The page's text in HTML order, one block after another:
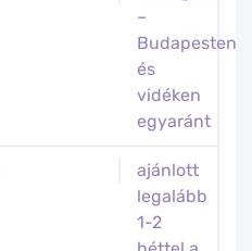
–
Budapesten
és
vidéken
egyaránt
ajánlott
legalább
1-2